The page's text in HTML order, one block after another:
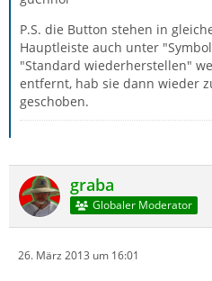
P.S. die Button stehen in
Hauptleiste auch unter
"Standard wiederherstellen"
entfernt, hab sie dann wieder
geschoben.
graba
Globaler Moderator
26. März 2013 um 16:01